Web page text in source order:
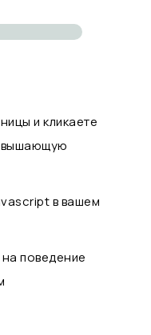
и кликаете
в вашем
поведение